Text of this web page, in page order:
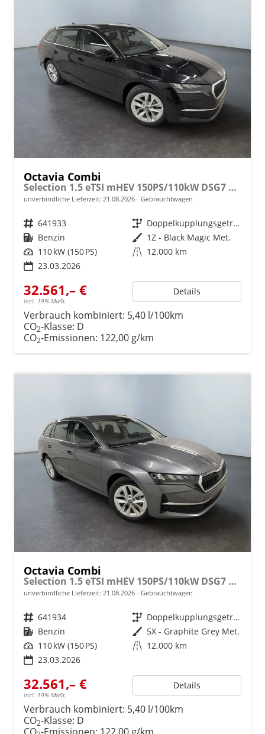
Octavia Combi
Selection 1.5 eTSI mHEV 150PS/110kW DSG7 2026 +AHK+3-ZONE+RFK+KESSY+EL.HECK+BHZ. LENKRAD
unverbindliche Lieferzeit: 21.08.2026 Gebrauchtwagen
Fahrzeugnr. 641933 Getriebe
Doppelkupplungsgetriebe (DSG)
Kraftstoff Benzin Außenfarbe 1Z - Black Magic Met.
Leistung 110 kW (150 PS) Kilometerstand 12.000 km
23.03.2026
32.561,– €
incl. 19% MwSt.
Details
Verbrauch kombiniert: 5,40 l/100km
CO2-Klasse: D
CO2-Emissionen: 122,00 g/km
Octavia Combi
Selection 1.5 eTSI mHEV 150PS/110kW DSG7 2026 +AHK+3-ZONE+RFK+KESSY+EL.HECK+BHZ. LENKRAD
unverbindliche Lieferzeit: 21.08.2026 Gebrauchtwagen
Fahrzeugnr. 641934 Getriebe
Doppelkupplungsgetriebe (DSG)
Kraftstoff Benzin Außenfarbe 5X - Graphite Grey Met.
Leistung 110 kW (150 PS) Kilometerstand 12.000 km
23.03.2026
32.561,– €
incl. 19% MwSt.
Details
Verbrauch kombiniert: 5,40 l/100km
CO2-Klasse: D
CO -Emissionen: 122,00 g/km